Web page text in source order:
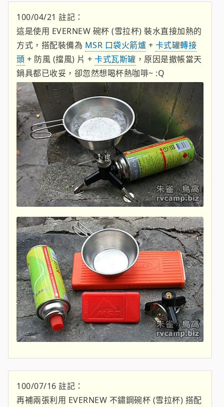
100/04/21 註記：
這是使用 EVERNEW 碗杯 (雪拉杯) 裝水直接加熱的
方式，搭配裝備為 MSR 口袋火箭爐 + 卡式罐轉接
頭 + 防風 (擋風) 片 + 卡式瓦斯罐 ，原因是撤帳當天
鍋具都已收妥，卻忽然想喝杯熱咖啡~ :Q
100/07/16 註記：
再補兩張利用 EVERNEW 不鏽鋼碗杯 (雪拉杯) 搭配